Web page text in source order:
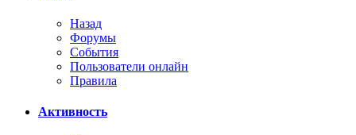
Назад
Форумы
События
Пользователи онлайн
Правила
Активность